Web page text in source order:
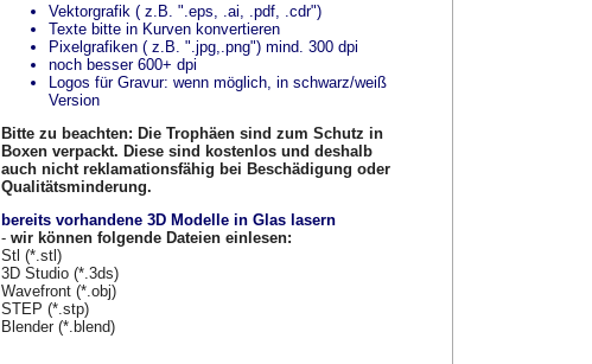
Vektorgrafik ( z.B. ".eps, .ai, .pdf, .cdr")
Texte bitte in Kurven konvertieren
Pixelgrafiken ( z.B. ".jpg,.png") mind. 300 dpi
noch besser 600+ dpi
Logos für Gravur: wenn möglich, in schwarz/weiß
Version
Bitte zu beachten: Die Trophäen sind zum Schutz in
Boxen verpackt. Diese sind kostenlos und deshalb
auch nicht reklamationsfähig bei Beschädigung oder
Qualitätsminderung.
bereits vorhandene 3D Modelle in Glas lasern
- wir können folgende Dateien einlesen:
Stl (*.stl)
3D Studio (*.3ds)
Wavefront (*.obj)
STEP (*.stp)
Blender (*.blend)